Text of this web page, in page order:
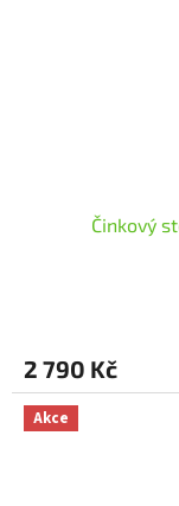
Činkový
2 790 Kč
Akce